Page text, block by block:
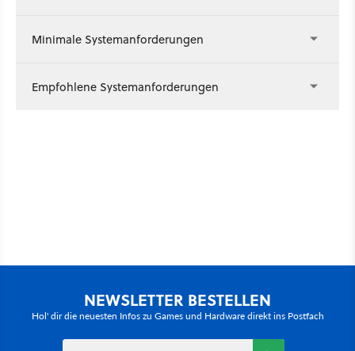
Minimale Systemanforderungen
Empfohlene Systemanforderungen
NEWSLETTER BESTELLEN
Hol' dir die neuesten Infos zu Games und Hardware direkt ins Postfach